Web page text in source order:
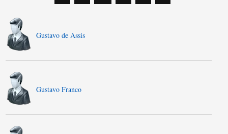
Gustavo de Assis
Gustavo Franco